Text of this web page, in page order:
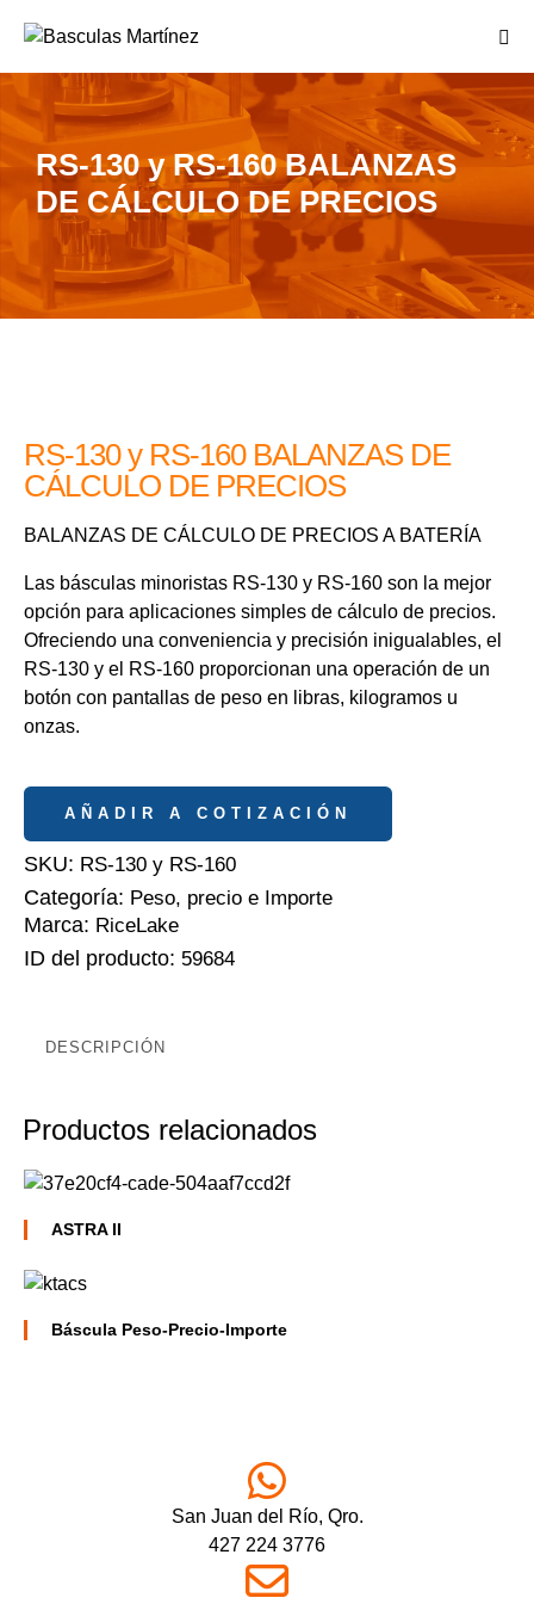
RS-130 y RS-160 BALANZAS
DE CÁLCULO DE PRECIOS
RS-130 y RS-160 BALANZAS DE
CÁLCULO DE PRECIOS
BALANZAS DE CÁLCULO DE PRECIOS A BATERÍA
Las básculas minoristas RS-130 y RS-160 son la mejor
opción para aplicaciones simples de cálculo de precios.
Ofreciendo una conveniencia y precisión inigualables, el
RS-130 y el RS-160 proporcionan una operación de un
botón con pantallas de peso en libras, kilogramos u
onzas.
AÑADIR A COTIZACIÓN
SKU: RS-130 y RS-160
Categoría: Peso, precio e Importe
Marca: RiceLake
ID del producto: 59684
DESCRIPCIÓN
Productos relacionados
ASTRA II
Báscula Peso-Precio-Importe
San Juan del Río, Qro.
427 224 3776